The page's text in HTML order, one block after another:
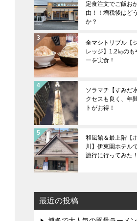
定食注文でご飯お
由！！増税後はど
か？
全マシトリプル【
レッジ】1.2㎏のも
ーを実食！
ソラマチ【すみだ
クセスも良く、年
トがお得！
和風館＆最上階【
川】伊東園ホテル
旅行に行ってみた！
最近の投稿